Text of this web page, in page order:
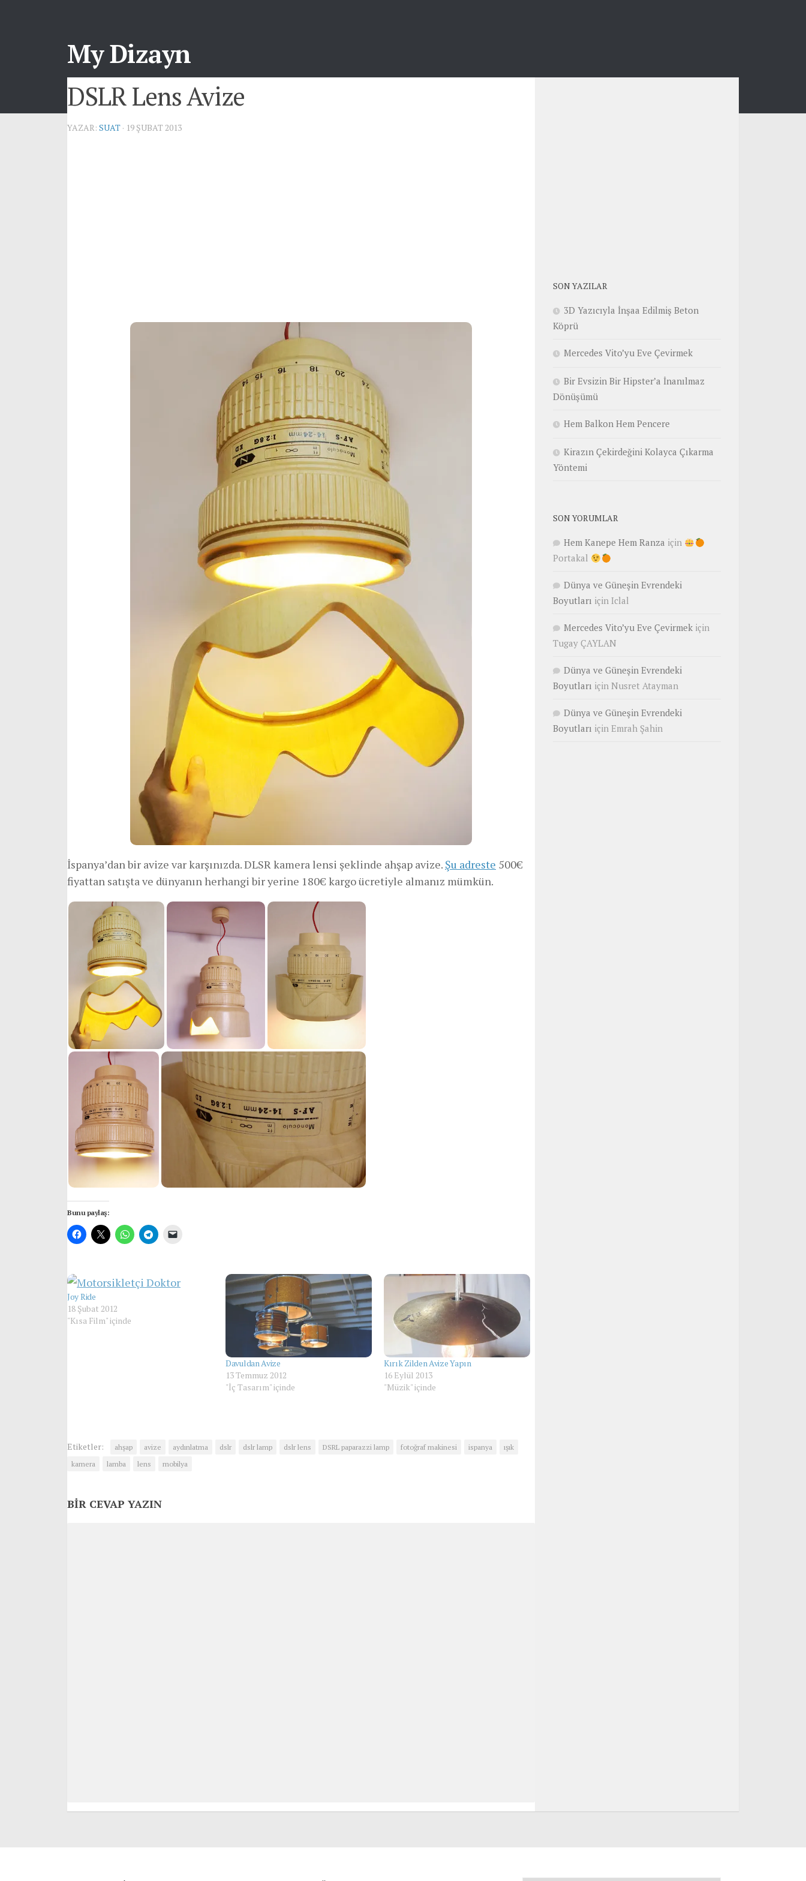
My Dizayn
DSLR Lens Avize
YAZAR: SUAT · 19 ŞUBAT 2013
İspanya’dan bir avize var karşınızda. DLSR kamera lensi şeklinde ahşap avize. Şu adreste 500€
fiyattan satışta ve dünyanın herhangi bir yerine 180€ kargo ücretiyle almanız mümkün.
Bunu paylaş:
Joy Ride
18 Şubat 2012
"Kısa Film" içinde
Davuldan Avize
13 Temmuz 2012
"İç Tasarım" içinde
Kırık Zilden Avize Yapın
16 Eylül 2013
"Müzik" içinde
Etiketler: ahşap avize aydınlatma dslr dslr lamp dslr lens DSRL paparazzi lamp fotoğraf makinesi ispanya
ışık
kamera
lamba lens mobilya
BIR CEVAP YAZIN
SON YAZILAR
3D Yazıcıyla İnşaa Edilmiş Beton
Köprü
Mercedes Vito’yu Eve Çevirmek
Bir Evsizin Bir Hipster’a İnanılmaz
Dönüşümü
Hem Balkon Hem Pencere
Kirazın Çekirdeğini Kolayca Çıkarma
Yöntemi
SON YORUMLAR
Hem Kanepe Hem Ranza için
Portakal
Dünya ve Güneşin Evrendeki
Boyutları için Iclal
Mercedes Vito’yu Eve Çevirmek için
Tugay ÇAYLAN
Dünya ve Güneşin Evrendeki
Boyutları için Nusret Atayman
Dünya ve Güneşin Evrendeki
Boyutları için Emrah Şahin